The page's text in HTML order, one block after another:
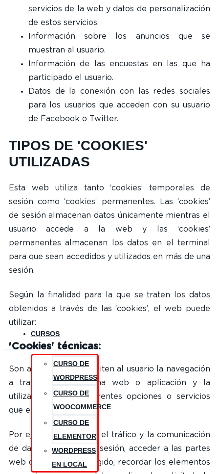
CURSOS
CURSO DE
WORDPRESS
CURSO DE
WOOCOMMERCE
CURSO DE
ELEMENTOR
WORDPRESS
EN LOCAL
servicios de la web y datos de personalización
de estos servicios.
Información sobre los anuncios que se
muestran al usuario.
Información de las encuestas en las que ha
participado el usuario.
Datos de la conexión con las redes sociales
para los usuarios que acceden con su usuario
de Facebook o Twitter.
TIPOS DE 'COOKIES'
UTILIZADAS
Esta web utiliza tanto ‘cookies’ temporales de
sesión como ‘cookies’ permanentes. Las ‘cookies’
de sesión almacenan datos únicamente mientras el
usuario accede a la web y las ‘cookies’
permanentes almacenan los datos en el terminal
para que sean accedidos y utilizados en más de una
sesión.
Según la finalidad para la que se traten los datos
obtenidos a través de las ‘cookies’, el web puede
utilizar:
'Cookies' técnicas:
Son aquellas que permiten al usuario la navegación
a través de la página web o aplicación y la
utilización de las diferentes opciones o servicios
que en ella existen.
Por ejemplo, controlar el tráfico y la comunicación
de datos, identificar la sesión, acceder a las partes
web de acceso restringido, recordar los elementos